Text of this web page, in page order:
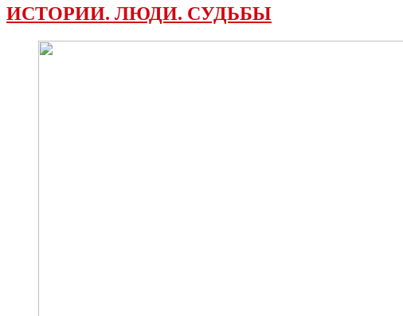
ИСТОРИИ. ЛЮДИ. СУДЬБЫ